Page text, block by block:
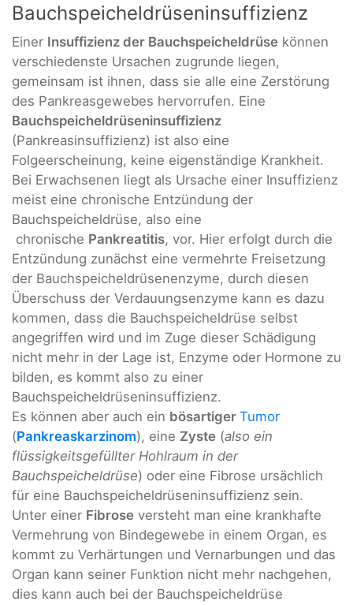
Bauchspeicheldrüseninsuffizienz
Einer Insuffizienz der Bauchspeicheldrüse können
verschiedenste Ursachen zugrunde liegen,
gemeinsam ist ihnen, dass sie alle eine Zerstörung
des Pankreasgewebes hervorrufen. Eine
Bauchspeicheldrüseninsuffizienz
(Pankreasinsuffizienz) ist also eine
Folgeerscheinung, keine eigenständige Krankheit.
Bei Erwachsenen liegt als Ursache einer Insuffizienz
meist eine chronische Entzündung der
Bauchspeicheldrüse, also eine
chronische Pankreatitis, vor. Hier erfolgt durch die
Entzündung zunächst eine vermehrte Freisetzung
der Bauchspeicheldrüsenenzyme, durch diesen
Überschuss der Verdauungsenzyme kann es dazu
kommen, dass die Bauchspeicheldrüse selbst
angegriffen wird und im Zuge dieser Schädigung
nicht mehr in der Lage ist, Enzyme oder Hormone zu
bilden, es kommt also zu einer
Bauchspeicheldrüseninsuffizienz.
Es können aber auch ein bösartiger Tumor
(Pankreaskarzinom), eine Zyste (also ein
flüssigkeitsgefüllter Hohlraum in der
Bauchspeicheldrüse) oder eine Fibrose ursächlich
für eine Bauchspeicheldrüseninsuffizienz sein.
Unter einer Fibrose versteht man eine krankhafte
Vermehrung von Bindegewebe in einem Organ, es
kommt zu Verhärtungen und Vernarbungen und das
Organ kann seiner Funktion nicht mehr nachgehen,
dies kann auch bei der Bauchspeicheldrüse